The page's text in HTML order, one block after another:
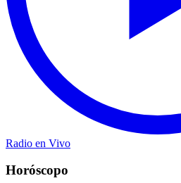
Radio en Vivo
Horóscopo